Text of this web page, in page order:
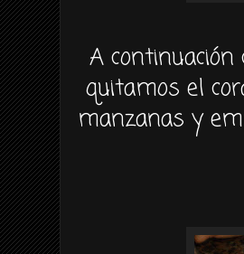
Acontinuación
quitamos el
manzanas y